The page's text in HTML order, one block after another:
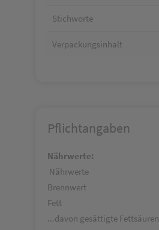
Stichworte
Verpackungsinhalt
Pflichtangaben
Nährwerte:
Nährwerte
Brennwert
Fett
...davon gesättigte Fettsäuren